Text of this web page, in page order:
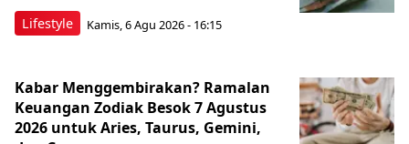
Lifestyle Kamis, 6 Agu 2026 - 16:15
Kabar Menggembirakan? Ramalan
Keuangan Zodiak Besok 7 Agustus
2026 untuk Aries, Taurus, Gemini,